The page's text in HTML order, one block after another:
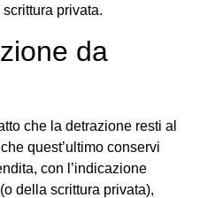
privata.
da
che la detrazione resti al
quest’ultimo conservi
con l’indicazione
della scrittura privata),